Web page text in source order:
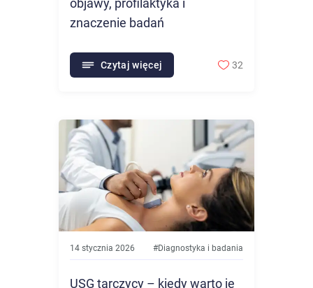
objawy, profilaktyka i
znaczenie badań
Czytaj więcej 32
14 stycznia 2026 #Diagnostyka i badania
USG tarczycy – kiedy warto je